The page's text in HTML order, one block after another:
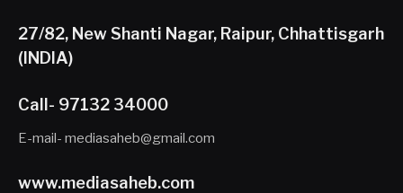
27/82, New Shanti Nagar, Raipur, Chhattisgarh
(INDIA)
Call- 97132 34000
E-mail- mediasaheb@gmail.com
www.mediasaheb.com